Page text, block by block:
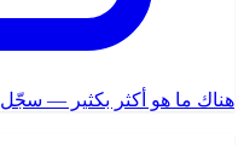
هناك ما هو أكثر بكثير — سجّل